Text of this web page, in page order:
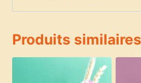
Produits similaires